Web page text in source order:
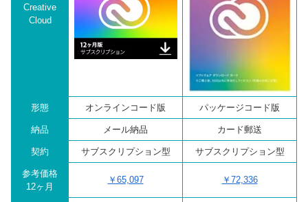
Creative
Cloud
形態 オンラインコード版 パッケージコード版
納品 メール納品 カード郵送
契約 サブスクリプション型 サブスクリプション型
参考価格
12ヶ月
￥65,097 ￥72,336